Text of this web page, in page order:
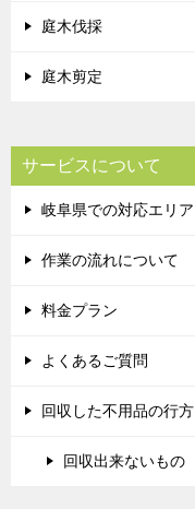
庭木伐採
庭木剪定
サービスについて
岐阜県での対応エリア
作業の流れについて
料金プラン
よくあるご質問
回収した不用品の行方
回収出来ないもの